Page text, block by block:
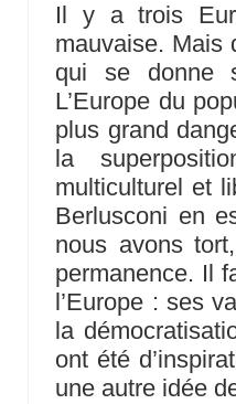
Il y a trois
mauvaise. Mais
qui se donne
L’Europe du
plus grand
la
multiculturel et
Berlusconi en
nous avons
permanence. Il
l’Europe : ses
la
ont été
une autre idée